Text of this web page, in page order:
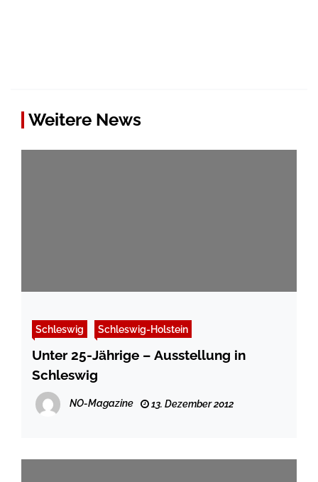
Weitere News
Schleswig Schleswig-Holstein
Unter 25-Jährige – Ausstellung in
Schleswig
NO-Magazine 13. Dezember 2012